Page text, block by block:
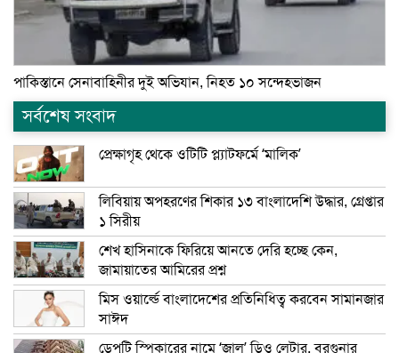
পাকিস্তানে সেনাবাহিনীর দুই অভিযান, নিহত ১০ সন্দেহভাজন
সর্বশেষ সংবাদ
প্রেক্ষাগৃহ থেকে ওটিটি প্ল্যাটফর্মে ‘মালিক’
লিবিয়ায় অপহরণের শিকার ১৩ বাংলাদেশি উদ্ধার, গ্রেপ্তার
১ সিরীয়
শেখ হাসিনাকে ফিরিয়ে আনতে দেরি হচ্ছে কেন,
জামায়াতের আমিরের প্রশ্ন
মিস ওয়ার্ল্ডে বাংলাদেশের প্রতিনিধিত্ব করবেন সামানজার
সাঈদ
ডেপুটি স্পিকারের নামে ‘জাল’ ডিও লেটার, বরগুনার